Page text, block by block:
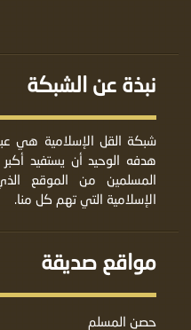
نبذة عن الشبكة
شبكة القل الإسلامية هي
هدفه الوحيد أن يستفيد
المسلمين من الموقع
الإسلامية التي تهم كل منا.
مواقع صديقة
حصن المسلم